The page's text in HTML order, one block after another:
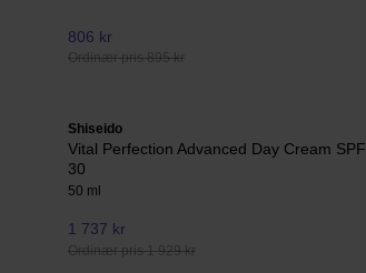
806 kr
Ordinær pris 895 kr
Shiseido
Vital Perfection Advanced Day Cream SPF
30
50 ml
1 737 kr
Ordinær pris 1 929 kr